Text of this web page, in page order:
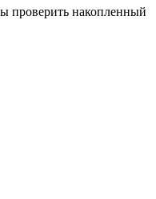
проверить накопленный